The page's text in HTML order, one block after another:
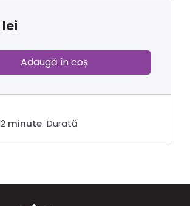
lei
Adaugă în coș
minute Durată